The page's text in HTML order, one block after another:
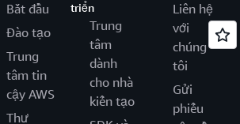
Bắt đầu
Đào tạo
Trung
tâm tin
cậy AWS
Thư
triển
Trung
tâm
dành
cho nhà
kiến tạo
Liên hệ
với
chúng
tôi
Gửi
phiếu